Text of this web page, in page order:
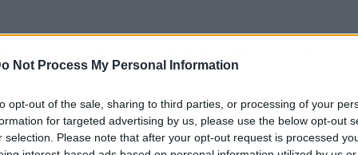
Not Process My Personal Information
opt-out of the sale, sharing to third parties, or processing of your
for targeted advertising by us, please use the below opt-out
selection. Please note that after your opt-out request is processed
celebrado este domingo, 2 de noviembre,
41, 46, 49. El número complementario es el 5
a 2.088.971,00 euros.
boletos acertantes, por lo que con el bote
sorteo de Bonoloto un único acertante